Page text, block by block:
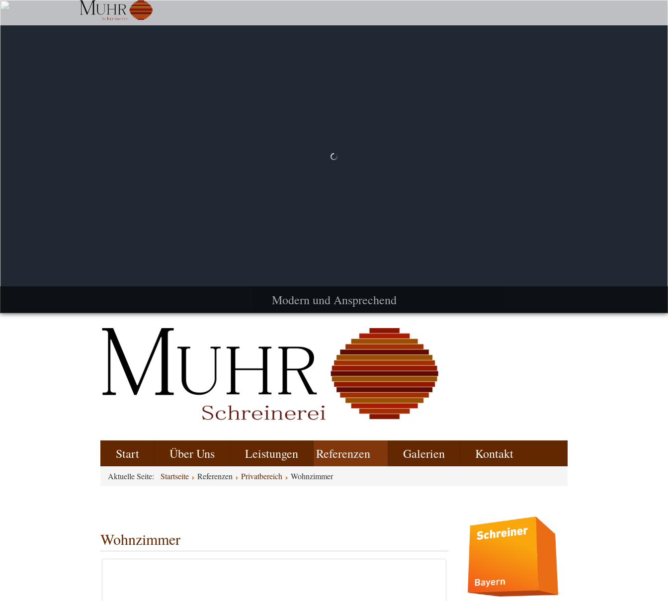
Modern und Ansprechend
Start Über Uns Leistungen Referenzen Galerien Kontakt
Aktuelle Seite: Startseite Referenzen Privatbereich Wohnzimmer
Wohnzimmer